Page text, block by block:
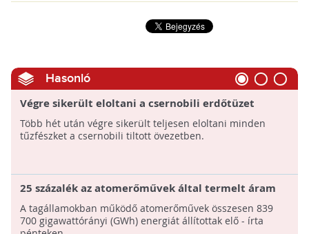
Hasonló
Végre sikerült eloltani a csernobili erdőtüzet
Több hét után végre sikerült teljesen eloltani minden
tűzfészket a csernobili tiltott övezetben.
25 százalék az atomerőművek által termelt áram
részaránya az EU-ban
A tagállamokban működő atomerőművek összesen 839
700 gigawattórányi (GWh) energiát állítottak elő - írta